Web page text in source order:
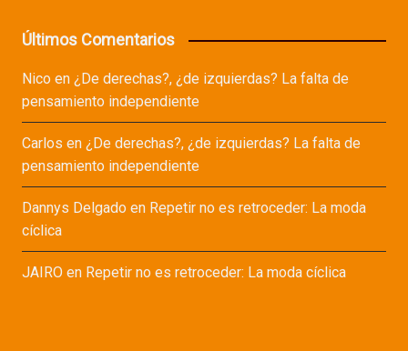
Últimos Comentarios
Nicoen ¿De derechas?, ¿de izquierdas? La falta de
pensamiento independiente
Carlos en ¿De derechas?, ¿de izquierdas? La falta de
pensamiento independiente
Dannys Delgadoen Repetir no es retroceder: La moda
cíclica
JAIROen Repetir no es retroceder: La moda cíclica